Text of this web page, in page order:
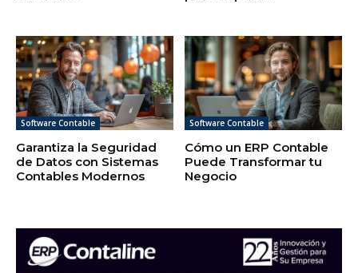
Software Contable
Garantiza la Seguridad
de Datos con Sistemas
Contables Modernos
Software Contable
Cómo un ERP Contable
Puede Transformar tu
Negocio